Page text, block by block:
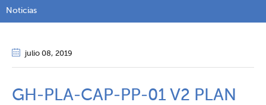
Noticias
julio 08, 2019
GH-PLA-CAP-PP-01 V2 PLAN